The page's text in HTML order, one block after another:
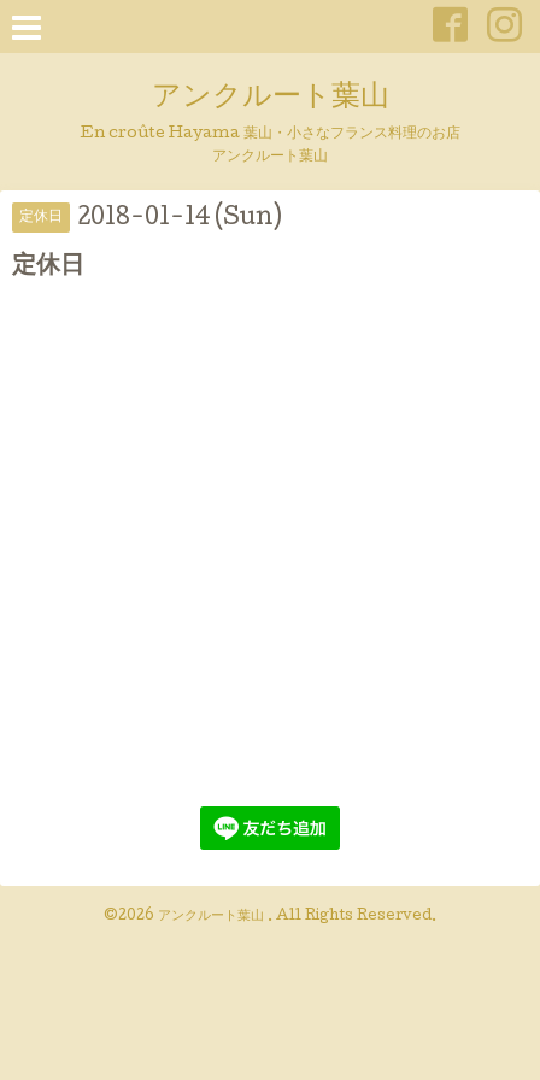
アンクルート葉山
En croûte Hayama 葉山・小さなフランス料理のお店
アンクルート葉山
定休日 2018-01-14 (Sun)
定休日
©2026 アンクルート葉山 . All Rights Reserved.